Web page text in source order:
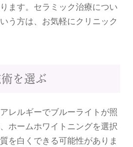
ます。セラミック治療につい
う方は、お気軽にクリニック
を選ぶ
レルギーでブルーライトが照
ホームホワイトニングを選択
を白くできる可能性がありま